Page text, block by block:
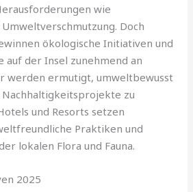
wie
Doch
ökologische Initiativen und
der Insel zunehmend an
werden ermutigt, umweltbewusst
Nachhaltigkeitsprojekte zu
und Resorts setzen
Praktiken und
lokalen Flora und Fauna.
2025